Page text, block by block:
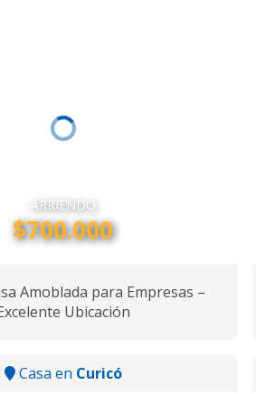
ARRIENDO
$700.000
Amoblada para Empresas –
Ubicación
Casa en Curicó